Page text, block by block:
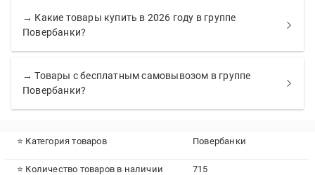
→ Какие товары купить в 2026 году в группе
Повербанки?
→ Товары с бесплатным самовывозом в группе
Повербанки?
⭐ Категория товаров Повербанки
⭐ Количество товаров в наличии 715